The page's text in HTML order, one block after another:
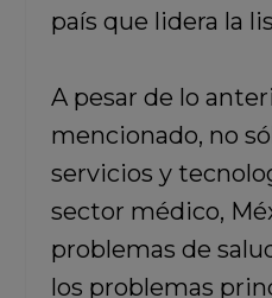
país que lidera la
A pesar de lo
mencionado, no
servicios y
sector médico,
problemas de
los problemas